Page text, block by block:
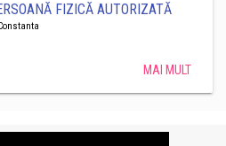
FIZICĂ AUTORIZATĂ
MAI MULT